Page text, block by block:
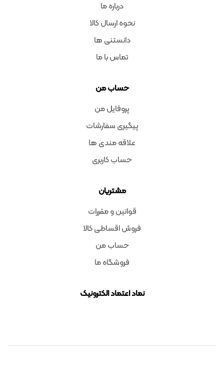
درباره ما
نحوه ارسال کالا
دانستنی ها
تماس با ما
حساب من
پروفایل من
پیگیری سفارشات
علاقه مندی ها
حساب کاربری
مشتریان
قوانین و مقررات
فروش اقساطی کالا
حساب من
فروشگاه ما
نماد اعتماد الکترونیک